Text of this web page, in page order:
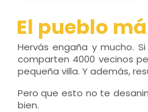
El pueblo
Hervás engaña y mucho.
comparten 4000 vecinos
pequeña villa. Y además,
Pero que esto no te
bien.